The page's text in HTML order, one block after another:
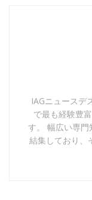
IAGニュースデ
で最も経験豊
す。 幅広い専
結集しており、